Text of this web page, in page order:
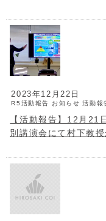
2023年12月22日
R5活動報告 お知らせ 活動報
【活動報告】12月21
別講演会にて村下教